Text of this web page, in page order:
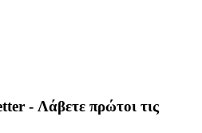
- Λάβετε πρώτοι τις